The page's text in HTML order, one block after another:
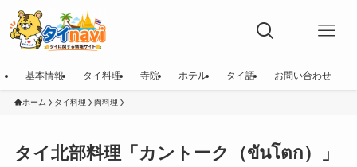
基本情報 タイ料理 寺院 ホテル タイ語 お問い合わせ
ホーム タイ料理 肉料理
タイ北部料理「カントーク（ขันโตก）」